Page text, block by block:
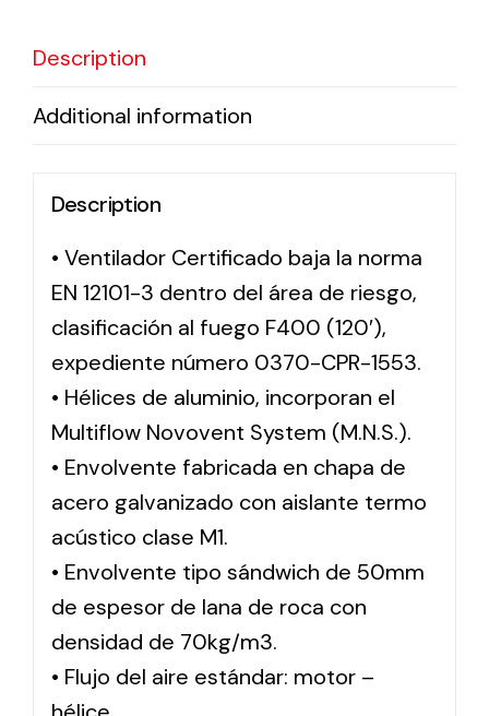
Description
Additional information
Description
• Ventilador Certificado baja la norma
EN 12101-3 dentro del área de riesgo,
clasificación al fuego F400 (120′),
expediente número 0370-CPR-1553.
• Hélices de aluminio, incorporan el
Multiflow Novovent System (M.N.S.).
• Envolvente fabricada en chapa de
acero galvanizado con aislante termo
acústico clase M1.
• Envolvente tipo sándwich de 50mm
de espesor de lana de roca con
densidad de 70kg/m3.
• Flujo del aire estándar: motor –